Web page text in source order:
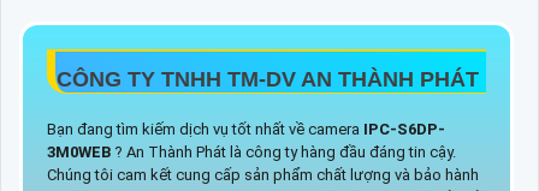
CÔNG TY TNHH TM-DV AN THÀNH PHÁT
Bạn đang tìm kiếm dịch vụ tốt nhất về camera IPC-S6DP-
3M0WEB ? An Thành Phát là công ty hàng đầu đáng tin cậy.
Chúng tôi cam kết cung cấp sản phẩm chất lượng và bảo hành